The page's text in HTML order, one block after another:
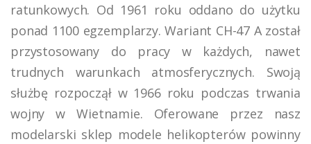
ratunkowych. Od 1961 roku oddano do użytku
ponad 1100 egzemplarzy. Wariant CH-47 A został
przystosowany do pracy w każdych, nawet
trudnych warunkach atmosferycznych. Swoją
służbę rozpoczął w 1966 roku podczas trwania
wojny w Wietnamie. Oferowane przez nasz
modelarski sklep modele helikopterów powinny